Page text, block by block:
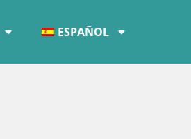
ESPAÑOL